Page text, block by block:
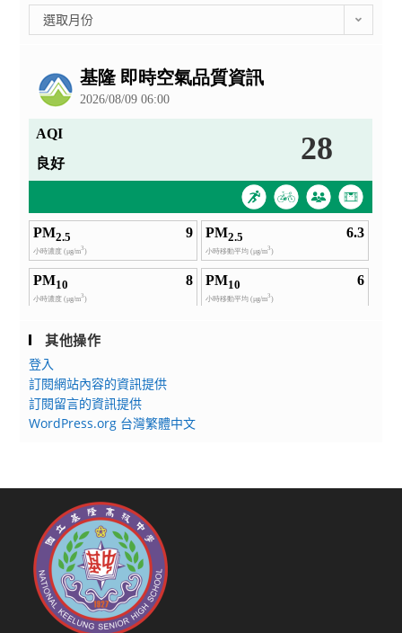
整
選取月份
其他操作
登入
訂閱網站內容的資訊提供
訂閱留言的資訊提供
WordPress.org 台灣繁體中文